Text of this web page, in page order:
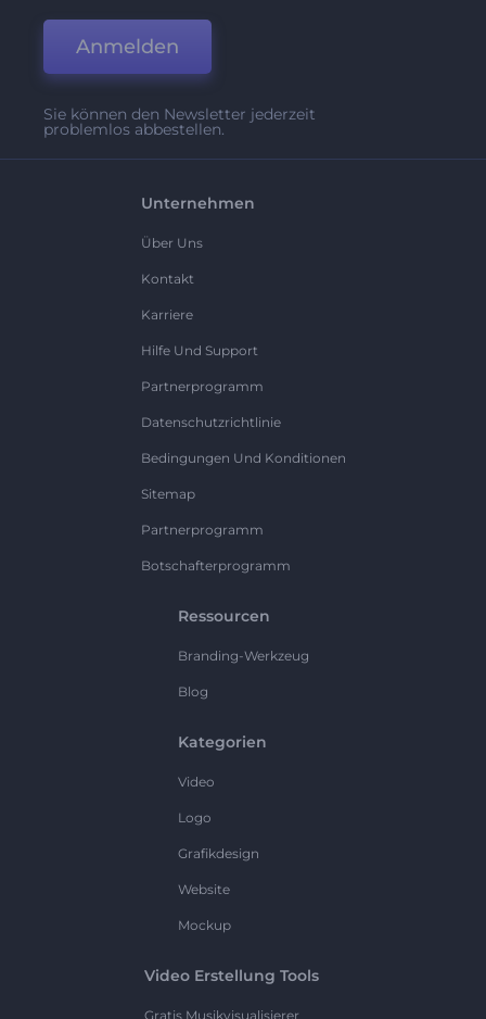
Anmelden
Sie können den Newsletter jederzeit
problemlos abbestellen.
Unternehmen
Über Uns
Kontakt
Karriere
Hilfe Und Support
Partnerprogramm
Datenschutzrichtlinie
Bedingungen Und Konditionen
Sitemap
Partnerprogramm
Botschafterprogramm
Ressourcen
Branding-Werkzeug
Blog
Kategorien
Video
Logo
Grafikdesign
Website
Mockup
Video Erstellung Tools
Gratis Musikvisualisierer